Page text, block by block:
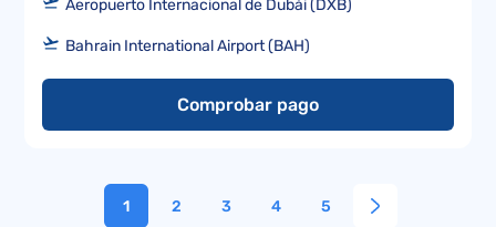
Aeropuerto Internacional de Dubái (DXB)
Bahrain International Airport (BAH)
Comprobar pago
1 2 3 4 5